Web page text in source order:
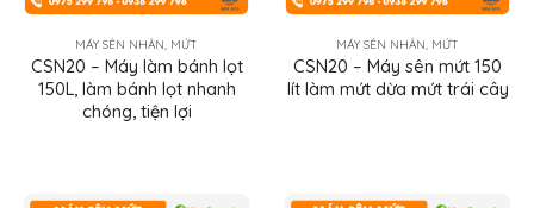
MÁY SÊN NHÂN, MỨT
CSN20 – Máy làm bánh lọt
150L, làm bánh lọt nhanh
chóng, tiện lợi
MÁY SÊN NHÂN, MỨT
CSN20 – Máy sên mứt 150
lít làm mứt dừa mứt trái cây